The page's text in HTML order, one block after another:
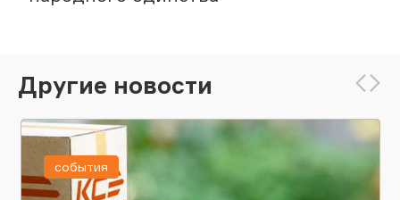
Другие новости
события